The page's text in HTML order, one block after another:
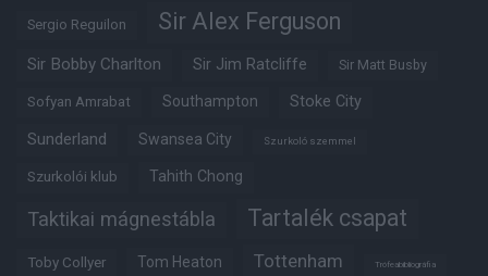
Sergio Reguilon Sir Alex Ferguson
Sir Bobby Charlton Sir Jim Ratcliffe Sir Matt Busby
Sofyan Amrabat Southampton Stoke City
Sunderland Swansea City Szurkoló szemmel
Szurkolói klub Tahith Chong
Taktikai mágnestábla Tartalék csapat
Toby Collyer Tom Heaton Tottenham Trófeabibliográfia